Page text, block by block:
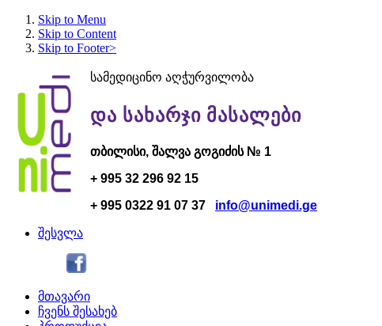
Skip to Menu
Skip to Content
Skip to Footer>
სამედიცინო აღჭურვილობა
და სახარჯი მასალები
თბილისი, შალვა გოგიძის № 1
+ 995 32 296 92 15
+ 995 0322 91 07 37 info@unimedi.ge
შესვლა
მთავარი
ჩვენს შესახებ